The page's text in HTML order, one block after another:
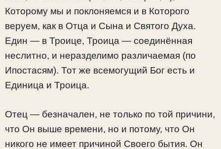
Которому мы и поклоняемся и в Которого
веруем, как в Отца и Сына и Святого Духа.
Един — в Троице, Троица — соединённая
неслитно, и неразделимо различаемая (по
Ипостасям). Тот же всемогущий Бог есть и
Единица и Троица.
Отец — безначален, не только по той причини,
что Он выше времени, но и потому, что Он
никого не имеет причиной Своего бытия. Он